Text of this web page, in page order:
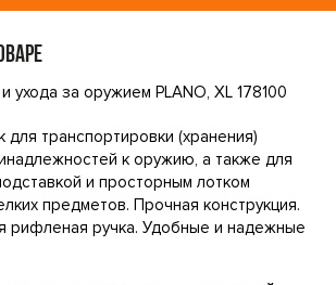
ухода за оружием PLANO, XL 178100
для транспортировки (хранения)
к оружию, а также для
и просторным лотком
предметов. Прочная конструкция.
рифленая ручка. Удобные и надежные